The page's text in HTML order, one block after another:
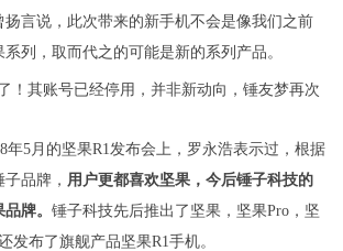
扬言说，此次带来的新手机不会是像我们之前
列，取而代之的可能是新的系列产品。
年5月的坚果R1发布会上，罗永浩表示过，根据
品牌， 用户更都喜欢坚果，今后锤子科技的
牌。 锤子科技先后推出了坚果，坚果Pro，坚
发布了旗舰产品坚果R1手机。